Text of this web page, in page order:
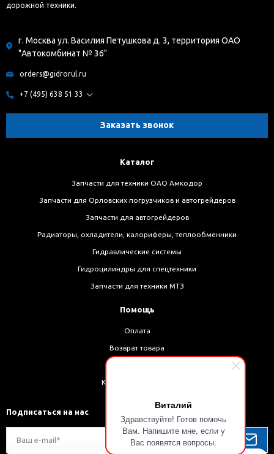
Виталий
Здравствуйте! Готов помочь
Вам. Напишите мне, если у
Вас появятся вопросы.
дорожной техники.
г. Москва ул. Василия Петушкова д. 3, территория ОАО
"Автокомбинат № 36"
orders@gidrorul.ru
+7 (495) 638 51 33
Заказать звонок
Каталог
Запчасти для техники ОАО Амкодор
Запчасти для Орловских погрузчиков и автогрейдеров
Запчасти для автогрейдеров
Радиаторы, охладители, калориферы, теплообменники
Гидравлические системы
Гидроцилиндры для спецтехники
Запчасти для техники МТЗ
Помощь
Оплата
Возврат товара
Как оформить заказ
Подписаться на нас